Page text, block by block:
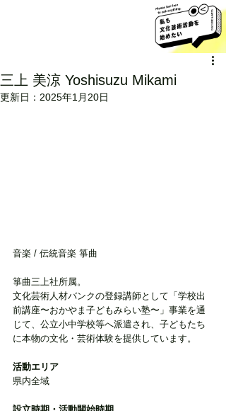
三上 美涼 Yoshisuzu Mikami
更新日： 2025年1月20日
音楽 / 伝統音楽 箏曲
箏曲三上社所属。
文化芸術人材バンクの登録講師として「学校出
前講座〜おかやま子どもみらい塾〜」事業を通
じて、公立小中学校等へ派遣され、子どもたち
に本物の文化・芸術体験を提供しています。
活動エリア
県内全域